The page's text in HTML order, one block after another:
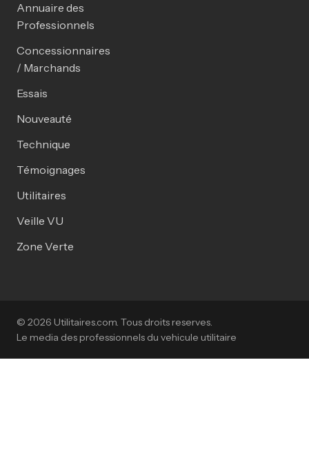
Annuaire des
Professionnels
Concessionnaires
/ Marchands
Essais
Nouveauté
Technique
Témoignages
Utilitaires
Veille VU
Zone Verte
© 2026 Utilitaires.com. Tous droits reserves.
Le media des professionnels du vehicule utilitaire